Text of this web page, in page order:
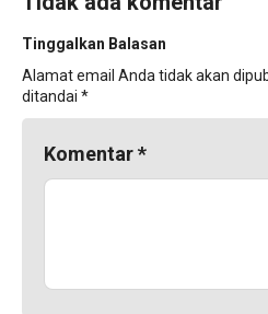
Tinggalkan Balasan
Alamat email Anda tidak akan
ditandai *
Komentar*